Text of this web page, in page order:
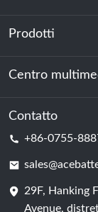
Chi siamo
Sostenibilità
Prodotti
Accumulo di
Centro dati e
Cella della
Centro
Notizia
Contatto
+86-0755-
29F, Hanking
Avenue,